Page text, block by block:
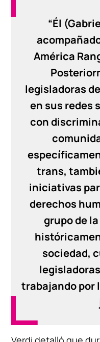
“Él
América
legisladoras
en sus redes
con
trans,
iniciativas
derechos
grupo de
sociedad,
trabajando por